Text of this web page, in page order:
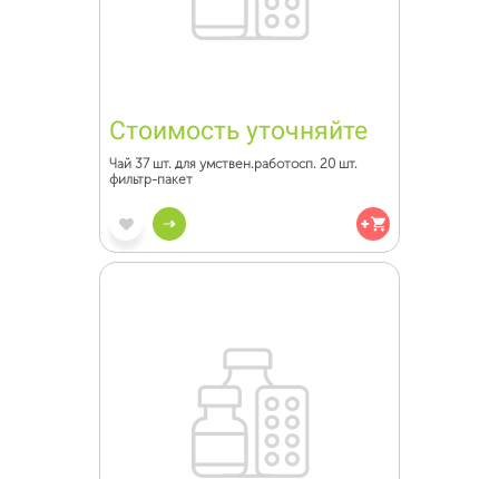
Стоимость уточняйте
Чай 37 шт. для умствен.работосп. 20 шт.
фильтр-пакет